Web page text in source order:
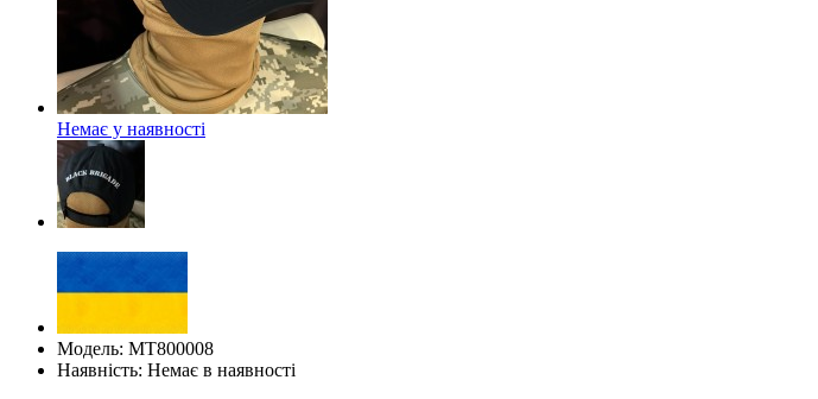
Немає у наявності
Модель: МТ800008
Наявність: Немає в наявності